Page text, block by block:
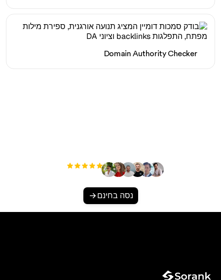
Domain Authority Checker
+3'000
נסה בחינם